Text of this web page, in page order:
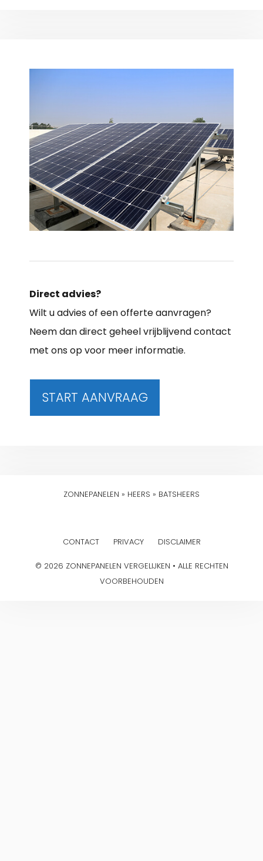
Direct advies?
Wilt u advies of een offerte aanvragen?
Neem dan direct geheel vrijblijvend contact
met ons op voor meer informatie.
START AANVRAAG
ZONNEPANELEN » HEERS » BATSHEERS
CONTACT PRIVACY DISCLAIMER
© 2026 ZONNEPANELEN VERGELIJKEN • ALLE RECHTEN
VOORBEHOUDEN